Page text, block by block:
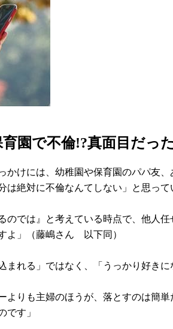
育園で不倫!?真面目だっ
かけには、幼稚園や保育園のパパ友
は絶対に不倫なんてしない」と思っ
のでは』と考えている時点で、他人
よ」（藤嶋さん 以下同）
まれる」ではなく、「うっかり好きに
よりも主婦のほうが、落とすのは簡
です」